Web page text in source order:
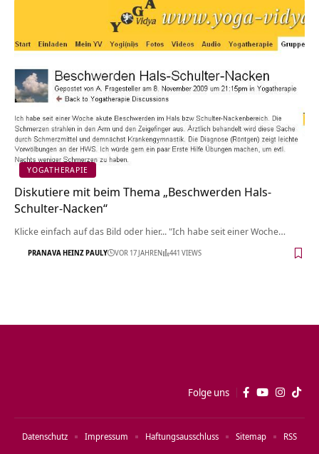
YOGATHERAPIE
Diskutiere mit beim Thema „Beschwerden Hals-
Schulter-Nacken“
Klicke einfach auf das Bild oder hier... "Ich habe seit einer Woche…
PRANAVA HEINZ PAULY VOR 17 JAHREN 441 VIEWS
Folge uns
Datenschutz Impressum Haftungsausschluss Sitemap RSS